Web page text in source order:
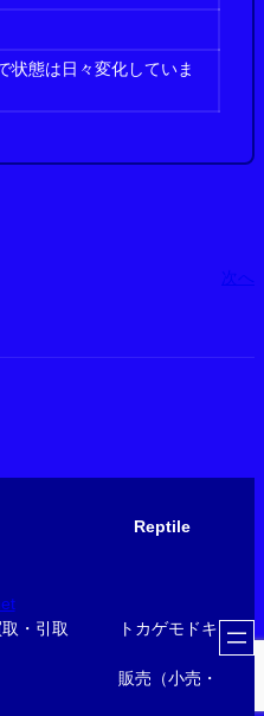
状態は日々変化していま
次へ
Reptile
取・引取 トカゲモドキ
小売・